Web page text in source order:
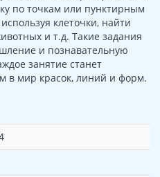
по точкам или пунктирным
клеточки, найти
и т.д. Такие задания
и познавательную
занятие станет
в мир красок, линий и форм.